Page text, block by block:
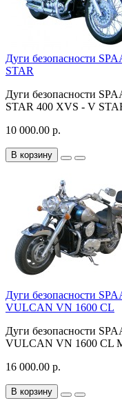
Дуги безопасности
STAR
Дуги безопасности
STAR 400 XVS - V
10 000.00 р.
В корзину
Дуги безопасности
VULCAN VN 1600 CL
Дуги безопасности
VULCAN VN 1600 CL
16 000.00 р.
В корзину